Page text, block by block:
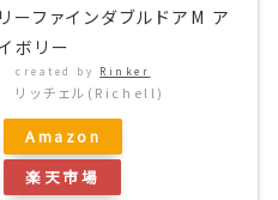
リーファインダブルドアM ア
ボリー
created by Rinker
リッチェル(Richell)
Amazon
楽天市場